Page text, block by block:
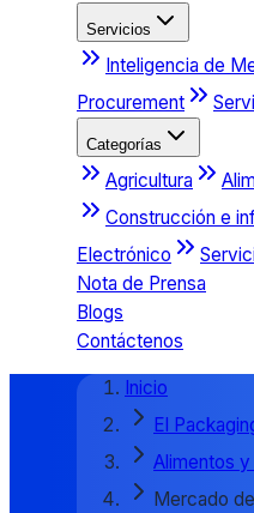
Servicios
Inteligencia de
Procurement
Categorías
Agricultura
Construcción e
Electrónico
Nota de Prensa
Blogs
Contáctenos
Inicio
El
Alimentos
Mercado